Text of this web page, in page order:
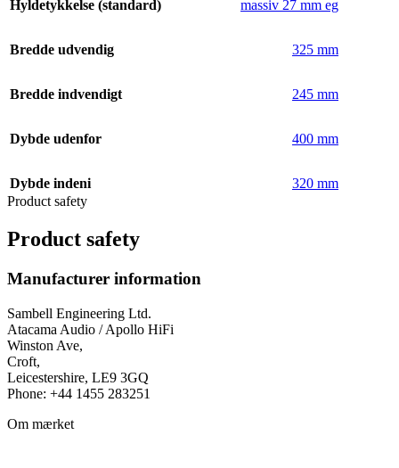
Hyldetykkelse (standard) massiv 27 mm eg
Bredde udvendig 325 mm
Bredde indvendigt 245 mm
Dybde udenfor 400 mm
Dybde indeni
320 mm
Product safety
Product safety
Manufacturer information
Sambell Engineering Ltd.
Atacama Audio / Apollo HiFi
Winston Ave,
Croft,
Leicestershire, LE9 3GQ
Phone: +44 1455 283251
Om mærket